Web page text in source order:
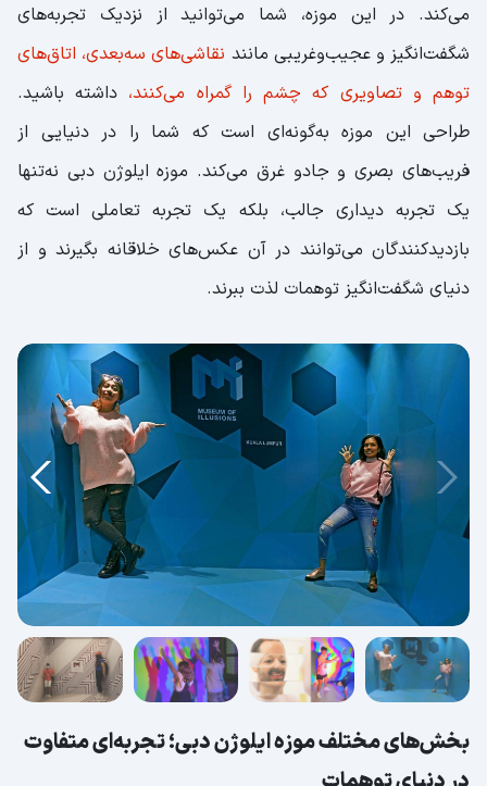
می‌کند. در این موزه، شما می‌توانید از نزدیک تجربه‌های
شگفت‌انگیز و عجیب‌وغریبی مانند نقاشی‌های سه‌بعدی، اتاق‌های
توهم و تصاویری که چشم را گمراه می‌کنند، داشته باشید.
طراحی این موزه به‌گونه‌ای است که شما را در دنیایی از
فریب‌های بصری و جادو غرق می‌کند. موزه ایلوژن دبی نه‌تنها
یک تجربه دیداری جالب، بلکه یک تجربه تعاملی است که
بازدیدکنندگان می‌توانند در آن عکس‌های خلاقانه بگیرند و از
دنیای شگفت‌انگیز توهمات لذت ببرند.
بخش‌های مختلف موزه ایلوژن دبی؛ تجربه‌ای متفاوت